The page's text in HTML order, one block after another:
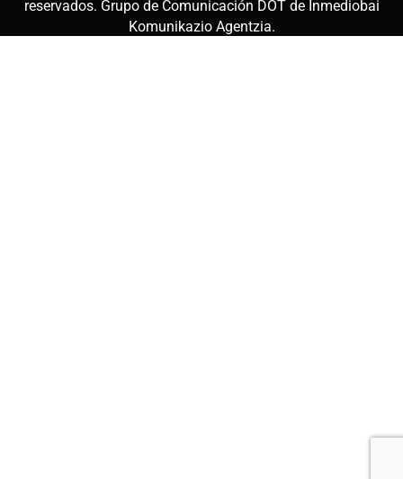
reservados. Grupo de Comunicación DOT de Inmediobai
Komunikazio Agentzia.